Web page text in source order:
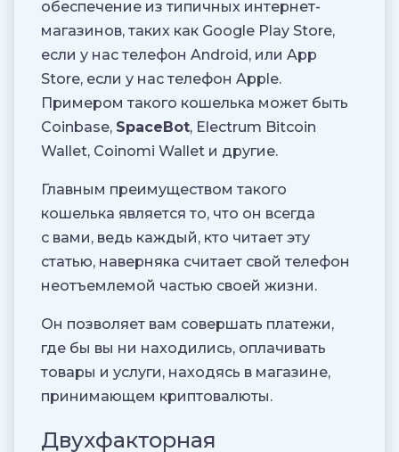
обеспечение из типичных интернет-
магазинов, таких как Google Play Store,
если у нас телефон Android, или App
Store, если у нас телефон Apple.
Примером такого кошелька может быть
Coinbase, SpaceBot, Electrum Bitcoin
Wallet, Coinomi Wallet и другие.
Главным преимуществом такого
кошелька является то, что он всегда
с вами, ведь каждый, кто читает эту
статью, наверняка считает свой телефон
неотъемлемой частью своей жизни.
Он позволяет вам совершать платежи,
где бы вы ни находились, оплачивать
товары и услуги, находясь в магазине,
принимающем криптовалюты.
Двухфакторная